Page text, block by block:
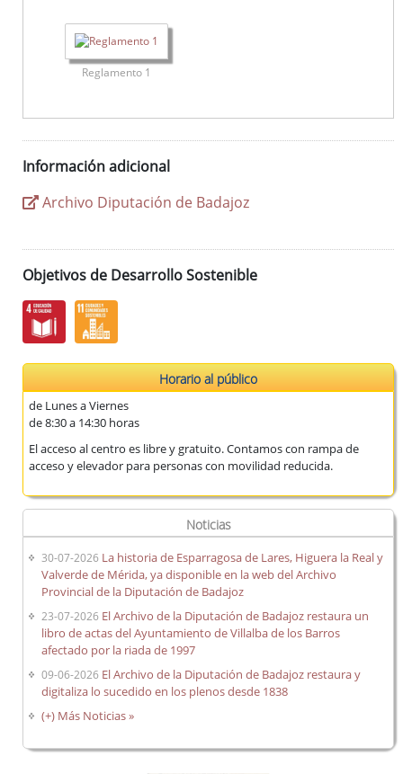
Reglamento 1
Información adicional
Archivo Diputación de Badajoz
Objetivos de Desarrollo Sostenible
Horario al público
de Lunes a Viernes
de 8:30 a 14:30 horas
El acceso al centro es libre y gratuito. Contamos con rampa de
acceso y elevador para personas con movilidad reducida.
Noticias
30-07-2026 La historia de Esparragosa de Lares, Higuera la Real y
Valverde de Mérida, ya disponible en la web del Archivo
Provincial de la Diputación de Badajoz
23-07-2026 El Archivo de la Diputación de Badajoz restaura un
libro de actas del Ayuntamiento de Villalba de los Barros
afectado por la riada de 1997
09-06-2026 El Archivo de la Diputación de Badajoz restaura y
digitaliza lo sucedido en los plenos desde 1838
(+) Más Noticias »